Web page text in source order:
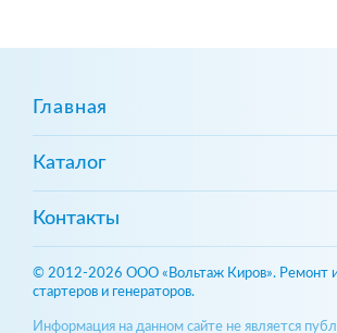
Главная
Каталог
Контакты
© 2012-2026 ООО «Вольтаж Киров». Ремонт
стартеров и генераторов.
Информация на данном сайте не является